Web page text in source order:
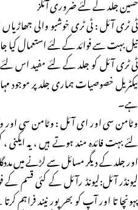
ٹی ٹری آئل : ٹی ٹری خوشبو والی
تیل بہت سے فوائد کے لئے استعمال کیا
ٹی ٹری آئل کو جلد کے لئے مفید اس لئے
بیکٹریل خصوصیات ہماری جلد پر موجود
ہے۔
وٹامن سی اور ای آئل : وٹامن سی
لئے بہت فائدہ مند ہوتے ہیں ، یہ
اور جلد کے دیگر مسائل سے لڑنے میں
لیونڈر آئل:لیونڈ رآئل کے کئی قسم
پہونچا تا اور آپ کو بھر پور نیند